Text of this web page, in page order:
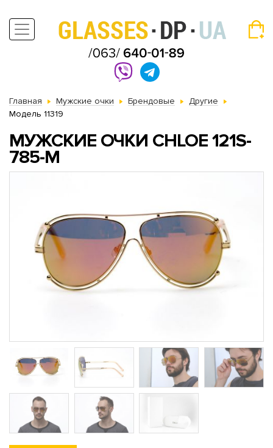
Главная Мужские очки Брендовые
Другие
Модель 11319
МУЖСКИЕ ОЧКИ CHLOE 121S-
785-M